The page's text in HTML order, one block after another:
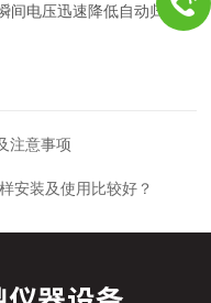
间电压迅速降低自动归零。
注意事项
安装及使用比较好？